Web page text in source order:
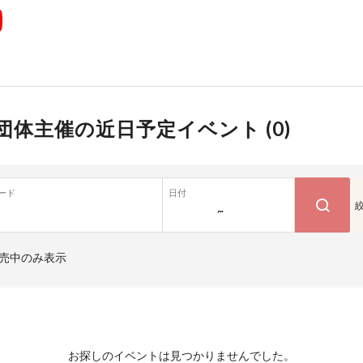
体主催の近日予定イベント (0)
ド 日付
~
中のみ表示
お探しのイベントは見つかりませんでした。